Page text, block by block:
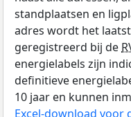
standplaatsen en
adres wordt het
geregistreerd bij de
energielabels zijn
definitieve
10 jaar en kunnen
Excel-download voor